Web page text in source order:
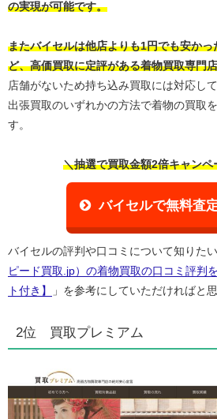
の実現が可能です。
またバイセルは他店よりも1円でも安か
ど、高価買取に定評がある着物買取専門
店舗がないため持ち込み買取には対応し
出張買取のいずれかの方法で着物の買取
す。
＼抽選で買取金額2倍キャンペ
バイセルで無料査
バイセルの評判や口コミについて知りた
ピード買取.jp）の着物買取の口コミ評判
ト付き】
」を参考にしていただければと思
2位 買取プレミアム